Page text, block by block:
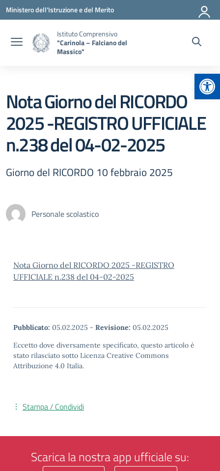
Vai ai contenuti
Vai al menu di navigazione
Vai al footer
Ministero dell'Istruzione e del Merito
Istituto Comprensivo
"Carinola – Falciano del
Massico"
Nota Giorno del RICORDO
2025 -REGISTRO UFFICIALE
n.238 del 04-02-2025
Giorno del RICORDO 10 febbraio 2025
Personale scolastico
Nota Giorno del RICORDO 2025 -REGISTRO
UFFICIALE n.238 del 04-02-2025
Pubblicato: 05.02.2025 - Revisione: 05.02.2025
Eccetto dove diversamente specificato, questo articolo è
stato rilasciato sotto Licenza Creative Commons
Attribuzione 4.0 Italia.
Stampa / Condividi
Scarica la nostra app ufficiale su: